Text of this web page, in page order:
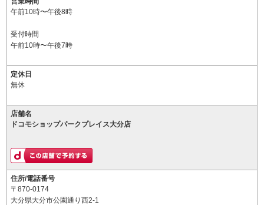
午前10時〜午後8時
受付時間
午前10時〜午後7時
定休日
無休
店舗名
ドコモショップパークプレイス大分店
住所/電話番号
〒870-0174
大分県大分市公園通り西2-1